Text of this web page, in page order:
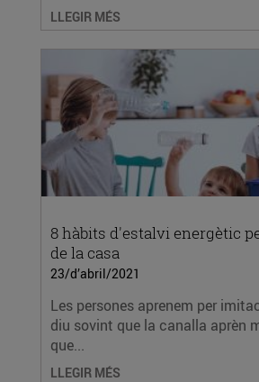
LLEGIR MÉS
8 hàbits d'estalvi energètic
de la casa
23/d’abril/2021
Les persones aprenem per
diu sovint que la canalla aprèn
que...
LLEGIR MÉS